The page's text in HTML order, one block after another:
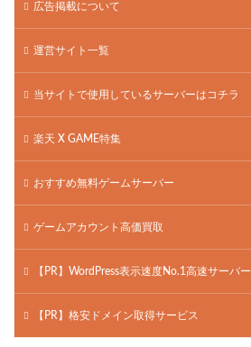
広告掲載について
運営サイト一覧
当サイトで使用しているサーバーはコチラ
楽天 X GAME特集
おすすめ無料ゲームサーバー
ゲームアカウント高価買取
【PR】WordPress表示速度No.1高速サーバー
【PR】格安ドメイン取得サービス